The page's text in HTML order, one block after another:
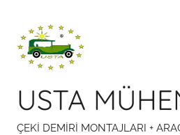
USTA
ÇEKİ DEMİRİ MONTAJLARI +